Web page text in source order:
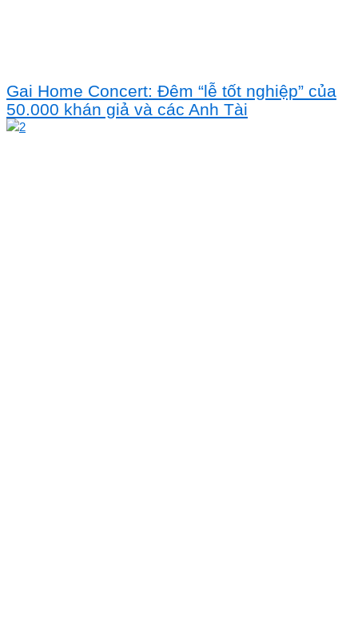
Gai Home Concert: Đêm “lễ tốt nghiệp” của
50.000 khán giả và các Anh Tài